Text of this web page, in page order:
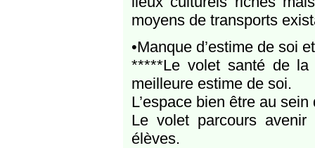
moyens de transports
•Manque d’estime de soi
*****Le volet santé de la
meilleure estime de soi.
L’espace bien être au
Le volet parcours
élèves.